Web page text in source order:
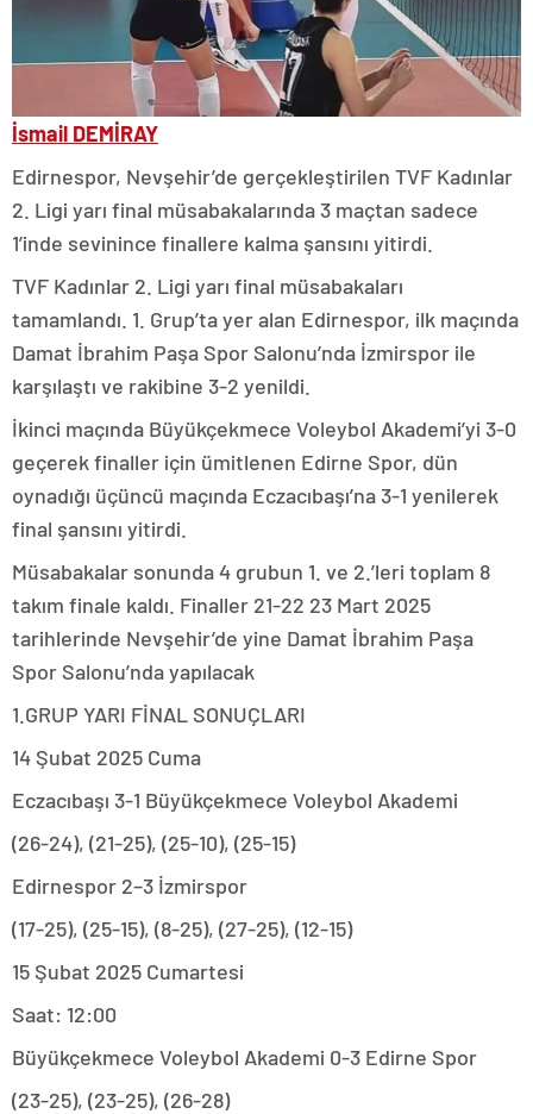
İsmail DEMİRAY
Edirnespor, Nevşehir’de gerçekleştirilen TVF Kadınlar
2. Ligi yarı final müsabakalarında 3 maçtan sadece
1’inde sevinince finallere kalma şansını yitirdi.
TVF Kadınlar 2. Ligi yarı final müsabakaları
tamamlandı. 1. Grup’ta yer alan Edirnespor, ilk maçında
Damat İbrahim Paşa Spor Salonu’nda İzmirspor ile
karşılaştı ve rakibine 3-2 yenildi.
İkinci maçında Büyükçekmece Voleybol Akademi’yi 3-0
geçerek finaller için ümitlenen Edirne Spor, dün
oynadığı üçüncü maçında Eczacıbaşı’na 3-1 yenilerek
final şansını yitirdi.
Müsabakalar sonunda 4 grubun 1. ve 2.’leri toplam 8
takım finale kaldı. Finaller 21-22 23 Mart 2025
tarihlerinde Nevşehir’de yine Damat İbrahim Paşa
Spor Salonu’nda yapılacak
1.GRUP YARI FİNAL SONUÇLARI
14 Şubat 2025 Cuma
Eczacıbaşı 3-1 Büyükçekmece Voleybol Akademi
(26-24), (21-25), (25-10), (25-15)
Edirnespor 2–3 İzmirspor
(17-25), (25-15), (8-25), (27-25), (12-15)
15 Şubat 2025 Cumartesi
Saat: 12:00
Büyükçekmece Voleybol Akademi 0-3 Edirne Spor
(23-25), (23-25), (26-28)